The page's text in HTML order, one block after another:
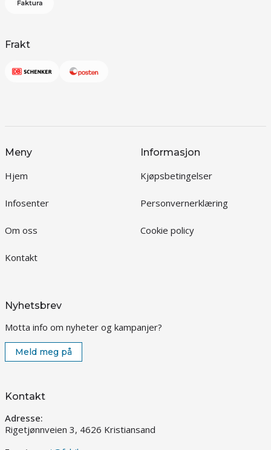
Frakt
Meny
Hjem
Infosenter
Om oss
Kontakt
Informasjon
Kjøpsbetingelser
Personvernerklæring
Cookie policy
Nyhetsbrev
Motta info om nyheter og kampanjer?
Meld meg på
Kontakt
Adresse:
Rigetjønnveien 3, 4626 Kristiansand